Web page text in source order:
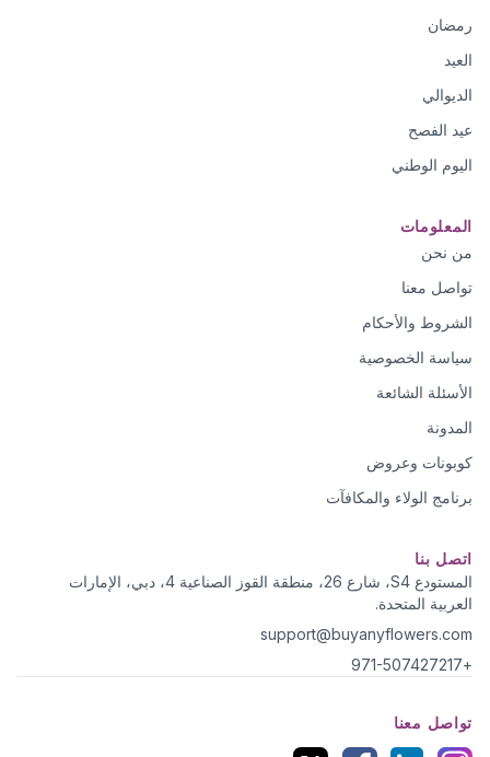
رمضان
العيد
الديوالي
عيد الفصح
اليوم الوطني
المعلومات
من نحن
تواصل معنا
الشروط والأحكام
سياسة الخصوصية
الأسئلة الشائعة
المدونة
كوبونات وعروض
برنامج الولاء والمكافآت
اتصل بنا
المستودع S4، شارع 26، منطقة القوز الصناعية 4، دبي، الإمارات
العربية المتحدة.
support@buyanyflowers.com
+971-507427217
تواصل معنا